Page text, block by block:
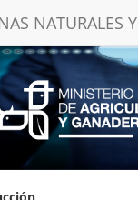
NATURALES